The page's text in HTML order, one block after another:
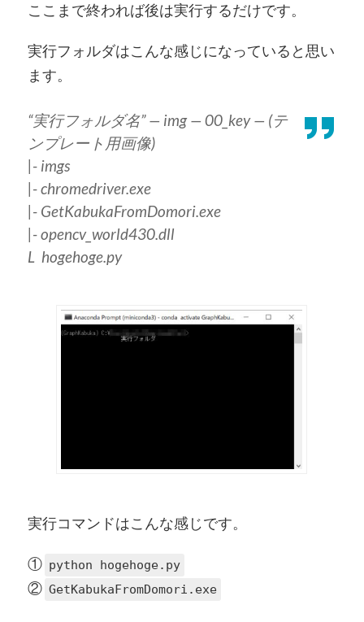
ここまで終われば後は実行するだけです。
実行フォルダはこんな感じになっていると思い
ます。
“実行フォルダ名” — img — 00_key — (テ
ンプレート用画像)
|- imgs
|- chromedriver.exe
|- GetKabukaFromDomori.exe
|- opencv_world430.dll
L hogehoge.py
実行コマンドはこんな感じです。
① python hogehoge.py
② GetKabukaFromDomori.exe